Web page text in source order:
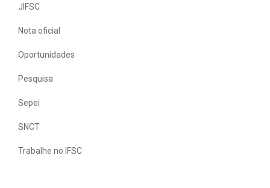
JIFSC
Nota oficial
Oportunidades
Pesquisa
Sepei
SNCT
Trabalhe no IFSC